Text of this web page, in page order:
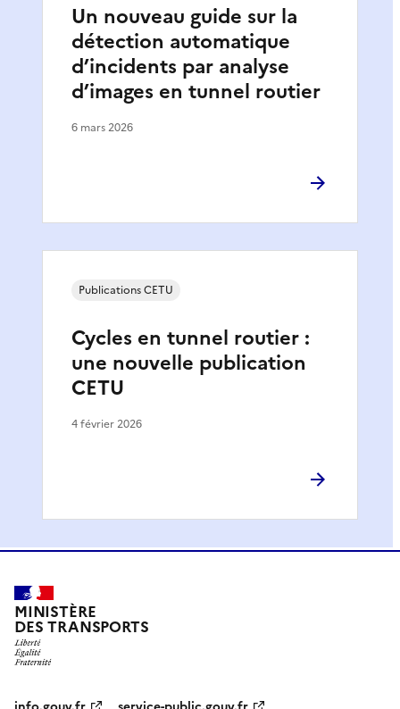
Un nouveau guide sur la
détection automatique
d’incidents par analyse
d’images en tunnel routier
6 mars 2026
Cycles en tunnel routier :
une nouvelle publication
CETU
Publications CETU
4 février 2026
MINISTÈRE
DES TRANSPORTS